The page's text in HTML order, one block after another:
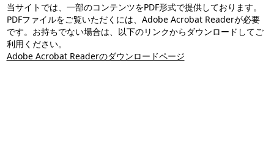
当サイトでは、一部のコンテンツをPDF形式で提供しております。
PDFファイルをご覧いただくには、Adobe Acrobat Readerが必要
です。お持ちでない場合は、以下のリンクからダウンロードしてご
利用ください。
Adobe Acrobat Readerのダウンロードページ